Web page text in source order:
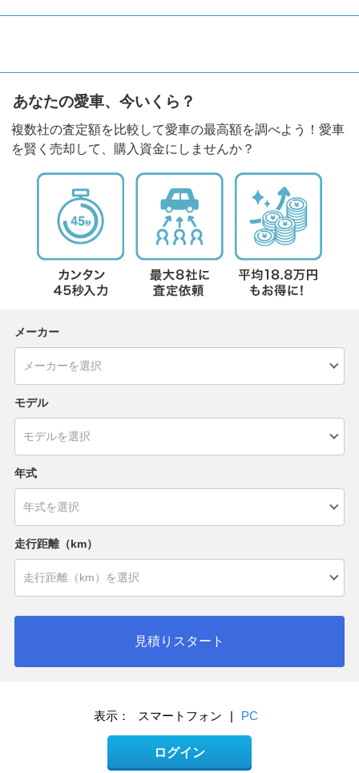
あなたの愛車、今いくら？
複数社の査定額を比較して愛車の最高額を調べよう！愛車
を賢く売却して、購入資金にしませんか？
メーカー
モデル
年式
走行距離（km）
見積りスタート
表示： スマートフォン | PC
ログイン